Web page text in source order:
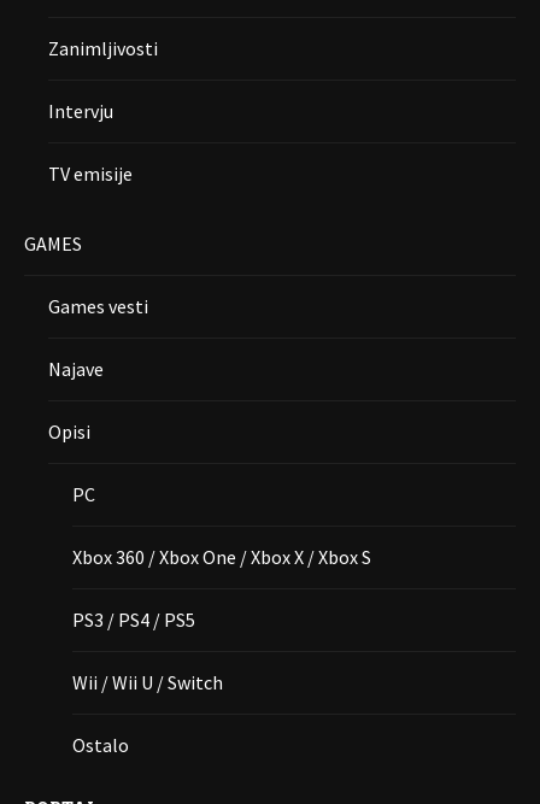
Zanimljivosti
Intervju
TV emisije
GAMES
Games vesti
Najave
Opisi
PC
Xbox 360 / Xbox One / Xbox X / Xbox S
PS3 / PS4 / PS5
Wii / Wii U / Switch
Ostalo